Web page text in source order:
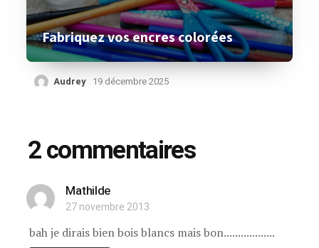
Fabriquez vos encres colorées
Audrey 19 décembre 2025
2 commentaires
Mathilde
27 novembre 2013
bah je dirais bien bois blancs mais bon..................